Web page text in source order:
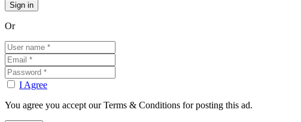
Or
I Agree
You agree you accept our Terms & Conditions for posting this ad.